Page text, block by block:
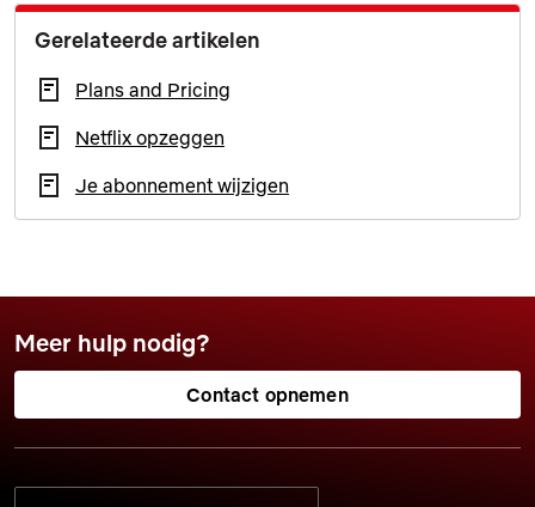
Gerelateerde artikelen
Plans and Pricing
Netflix opzeggen
Je abonnement wijzigen
Meer hulp nodig?
Contact opnemen
SELECTEER JE VOORKEURSTAAL: